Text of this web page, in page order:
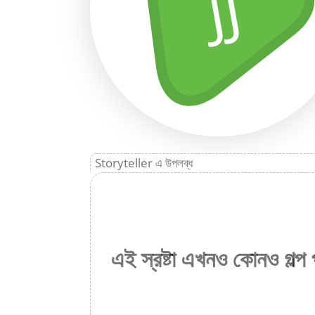
Storyteller এ উপলব্ধ
এই স্রষ্টা এখনও কোনও গল্প